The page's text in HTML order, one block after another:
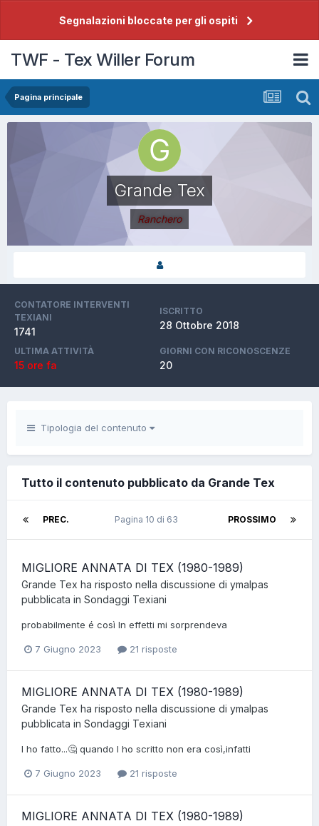
Segnalazioni bloccate per gli ospiti
TWF - Tex Willer Forum
Pagina principale
Grande Tex
Ranchero
CONTATORE INTERVENTI
TEXIANI
1741
ISCRITTO
28 Ottobre 2018
ULTIMA ATTIVITÀ
15 ore fa
GIORNI CON RICONOSCENZE
20
Tipologia del contenuto
Tutto il contenuto pubblicato da Grande Tex
PREC. PROSSIMO
Pagina 10 di 63
MIGLIORE ANNATA DI TEX (1980-1989)
Grande Tex ha risposto nella discussione di ymalpas
pubblicata in Sondaggi Texiani
probabilmente é così In effetti mi sorprendeva
7 Giugno 2023 21 risposte
MIGLIORE ANNATA DI TEX (1980-1989)
Grande Tex ha risposto nella discussione di ymalpas
pubblicata in Sondaggi Texiani
l ho fatto...🤔 quando l ho scritto non era così,infatti
7 Giugno 2023 21 risposte
MIGLIORE ANNATA DI TEX (1980-1989)